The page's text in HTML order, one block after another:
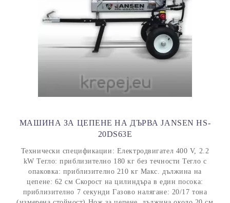
МАШИНА ЗА ЦЕПЕНЕ НА ДЪРВА JANSEN HS-
20DS63E
Технически спецификации: Електродвигател 400 V, 2.2
kW Тегло: приблизително 180 кг без течности Тегло с
опаковка: приблизително 210 кг Макс. дължина на
цепене: 62 см Скорост на цилиндъра в един посока:
приблизително 7 секунди Газово налягане: 20/17 тона